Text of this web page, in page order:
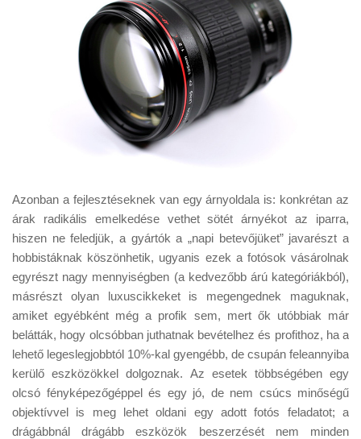
Azonban a fejlesztéseknek van egy árnyoldala is: konkrétan az
árak radikális emelkedése vethet sötét árnyékot az iparra,
hiszen ne feledjük, a gyártók a „napi betevőjüket” javarészt a
hobbistáknak köszönhetik, ugyanis ezek a fotósok vásárolnak
egyrészt nagy mennyiségben (a kedvezőbb árú kategóriákból),
másrészt olyan luxuscikkeket is megengednek maguknak,
amiket egyébként még a profik sem, mert ők utóbbiak már
belátták, hogy olcsóbban juthatnak bevételhez és profithoz, ha a
lehető legeslegjobbtól 10%-kal gyengébb, de csupán feleannyiba
kerülő eszközökkel dolgoznak. Az esetek többségében egy
olcsó fényképezőgéppel és egy jó, de nem csúcs minőségű
objektívvel is meg lehet oldani egy adott fotós feladatot; a
drágábbnál drágább eszközök beszerzését nem minden